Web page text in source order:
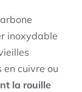
inoxydable
cuivre ou
la rouille